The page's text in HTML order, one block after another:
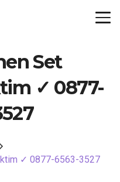
Set
✓ 0877-
✓ 0877-6563-3527